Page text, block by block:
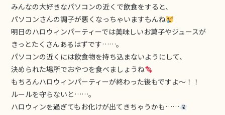
みんなの大好きなパソコンの近くで飲食をすると、
パソコンさんの調子が悪くなっちゃいますもんね
明日のハロウィンパーティーでは美味しいお菓子やジュースが
きっとたくさんあるはずです……。
パソコンの近くには飲食物を持ち込まないようにして、
決められた場所でおやつを食べましょうね
もちろんハロウィンパーティーが終わった後もですよ〜！！
ルールを守らないと……。
ハロウィンを過ぎてもお化けが出てきちゃうかも……